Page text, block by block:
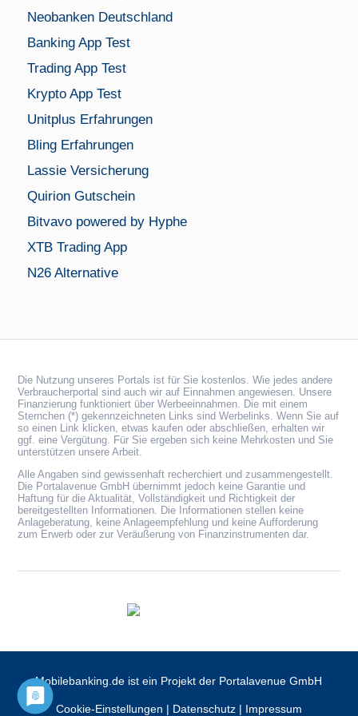
Neobanken Deutschland
Banking App Test
Trading App Test
Krypto App Test
Unitplus Erfahrungen
Bling Erfahrungen
Lassie Versicherung
Quirion Gutschein
Bitvavo powered by Hyphe
XTB Trading App
N26 Alternative
Die Nutzung unseres Portals ist für Sie kostenlos. Wie jedes andere
Verbraucherportal sind auch wir auf Einnahmen angewiesen. Unsere
Finanzierung funktioniert über Werbeeinnahmen. Die mit einem
Sternchen (*) gekennzeichneten Links sind Werbelinks. Wenn Sie auf
so einen Link klicken, etwas kaufen oder abschließen, erhalten wir
ggf. eine Vergütung. Für Sie ergeben sich keine Mehrkosten und Sie
unterstützen unsere Arbeit.
Alle Angaben sind gewissenhaft recherchiert und zusammengestellt.
Die Portalavenue GmbH übernimmt jedoch keine Garantie und
Haftung für die Aktualität, Vollständigkeit und Richtigkeit der
bereitgestellten Informationen. Die Informationen stellen keine
Anlageberatung, keine Anlageempfehlung und keine Aufforderung
zum Erwerb oder zur Veräußerung von Finanzinstrumenten dar.
Mobilebanking.de ist ein Projekt der Portalavenue GmbH
Cookie-Einstellungen | Datenschutz| Impressum